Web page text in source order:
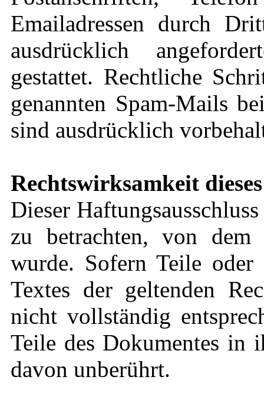
Emailadressen durch
ausdrücklich
gestattet. Rechtliche
genannten Spam-Mails
sind ausdrücklich
Rechtswirksamkeit
Dieser
zu betrachten, von dem
wurde. Sofern Teile oder
Textes der geltenden
nicht vollständig
Teile des Dokumentes
davon unberührt.